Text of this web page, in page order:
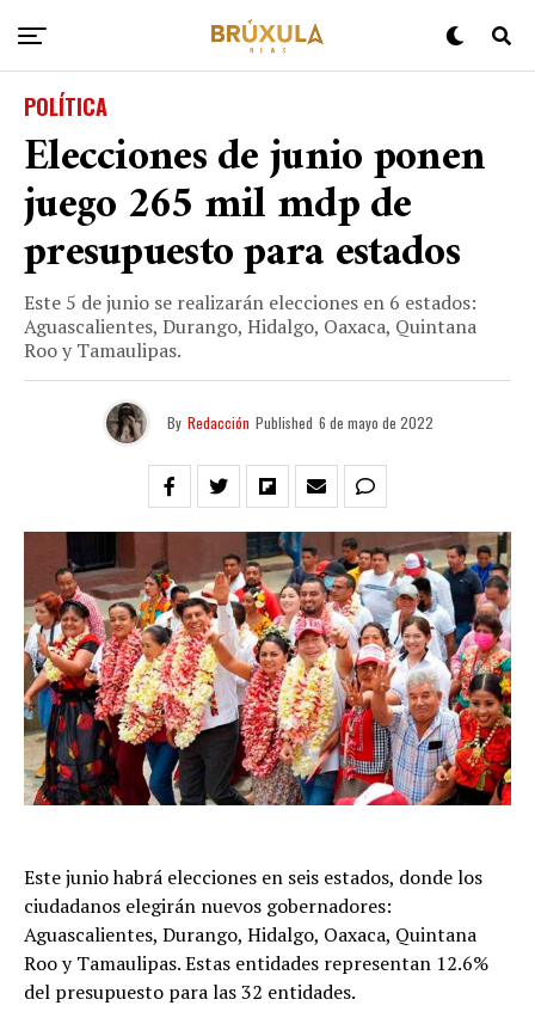
POLÍTICA
Elecciones de junio ponen
juego 265 mil mdp de
presupuesto para estados
Este 5 de junio se realizarán elecciones en 6 estados:
Aguascalientes, Durango, Hidalgo, Oaxaca, Quintana
Roo y Tamaulipas.
By Redacción Published 6 de mayo de 2022
Este junio habrá elecciones en seis estados, donde los
ciudadanos elegirán nuevos gobernadores:
Aguascalientes, Durango, Hidalgo, Oaxaca, Quintana
Roo y Tamaulipas. Estas entidades representan 12.6%
del presupuesto para las 32 entidades.